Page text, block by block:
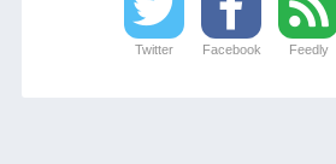
Twitter Facebook Feedly